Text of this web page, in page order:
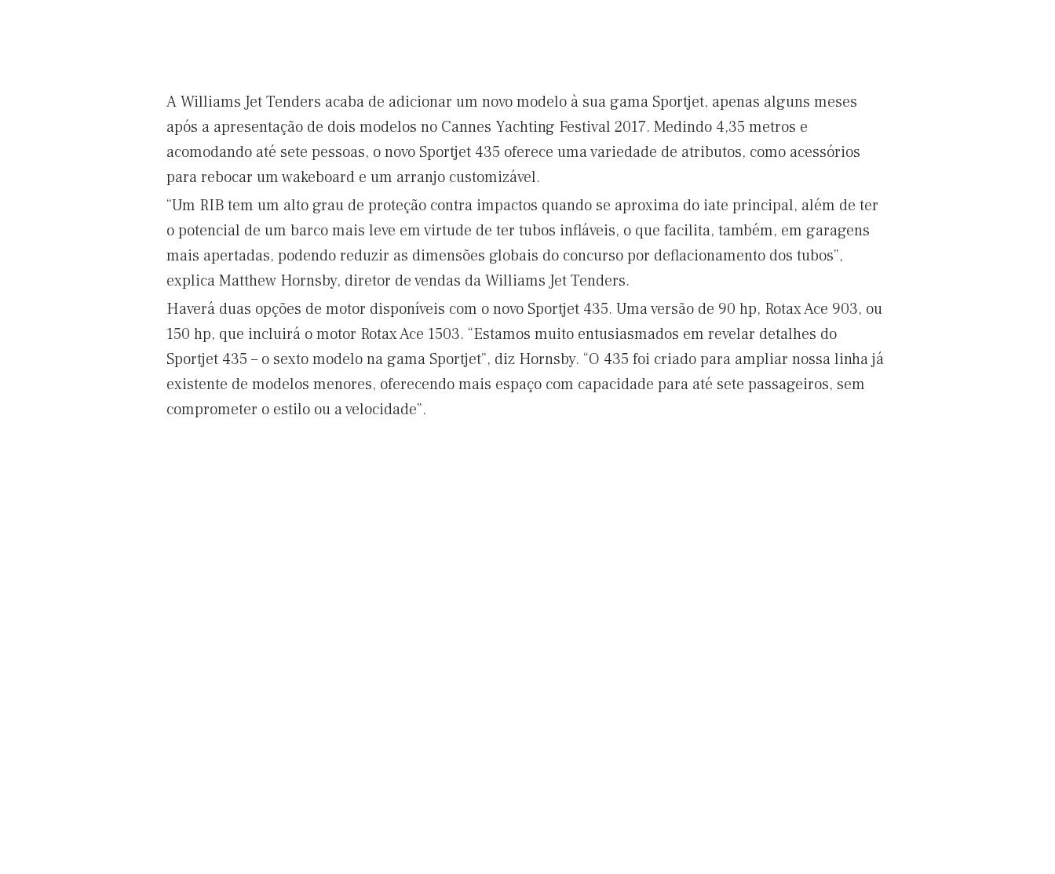
A Williams Jet Tenders acaba de adicionar um novo modelo à sua gama Sportjet, apenas alguns meses
após a apresentação de dois modelos no Cannes Yachting Festival 2017. Medindo 4,35 metros e
acomodando até sete pessoas, o novo Sportjet 435 oferece uma variedade de atributos, como acessórios
para rebocar um wakeboard e um arranjo customizável.
“Um RIB tem um alto grau de proteção contra impactos quando se aproxima do iate principal, além de ter
o potencial de um barco mais leve em virtude de ter tubos infláveis, o que facilita, também, em garagens
mais apertadas, podendo reduzir as dimensões globais do concurso por deflacionamento dos tubos”,
explica Matthew Hornsby, diretor de vendas da Williams Jet Tenders.
Haverá duas opções de motor disponíveis com o novo Sportjet 435. Uma versão de 90 hp, Rotax Ace 903, ou
150 hp, que incluirá o motor Rotax Ace 1503. “Estamos muito entusiasmados em revelar detalhes do
Sportjet 435 – o sexto modelo na gama Sportjet”, diz Hornsby. “O 435 foi criado para ampliar nossa linha já
existente de modelos menores, oferecendo mais espaço com capacidade para até sete passageiros, sem
comprometer o estilo ou a velocidade”.